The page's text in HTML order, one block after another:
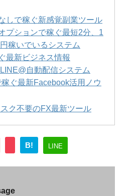
しで稼ぐ新感覚副業ツール
プションで稼ぐ最短2分、1
稼いでいるシステム
最新ビジネス情報
自動配信システム
ぐ最新Facebook活用ノウ
ク不要のFX最新ツール
B! LINE